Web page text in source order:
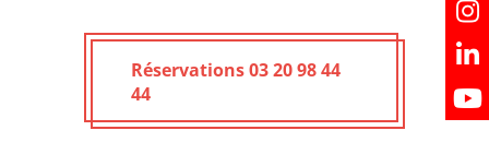
Réservations 03 20 98 44
44